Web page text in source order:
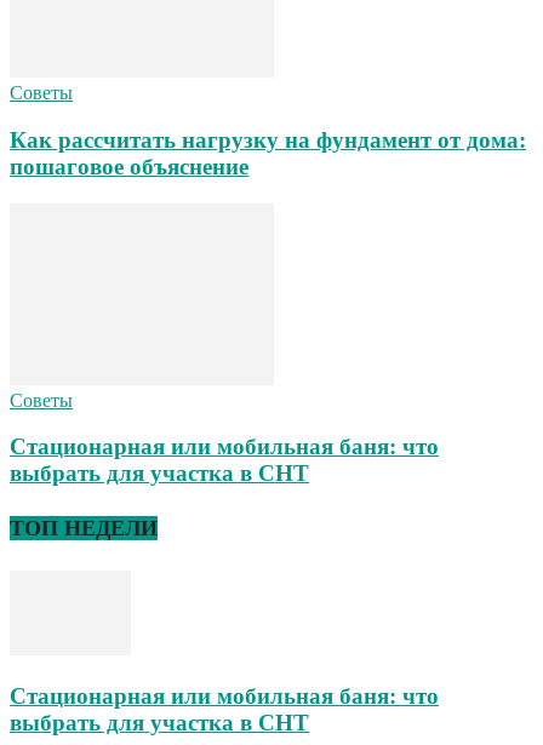
Советы
Как рассчитать нагрузку на фундамент от дома:
пошаговое объяснение
Советы
Стационарная или мобильная баня: что
выбрать для участка в СНТ
ТОП НЕДЕЛИ
Стационарная или мобильная баня: что
выбрать для участка в СНТ